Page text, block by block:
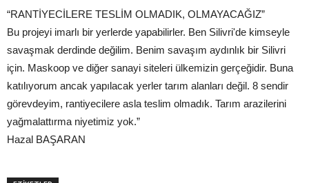
“RANTİYECİLERE TESLİM OLMADIK, OLMAYACAĞIZ”
Bu projeyi imarlı bir yerlerde yapabilirler. Ben Silivri'de kimseyle
savaşmak derdinde değilim. Benim savaşım aydınlık bir Silivri
için. Maskoop ve diğer sanayi siteleri ülkemizin gerçeğidir. Buna
katılıyorum ancak yapılacak yerler tarım alanları değil. 8 sendir
görevdeyim, rantiyecilere asla teslim olmadık. Tarım arazilerini
yağmalattırma niyetimiz yok.”
Hazal BAŞARAN